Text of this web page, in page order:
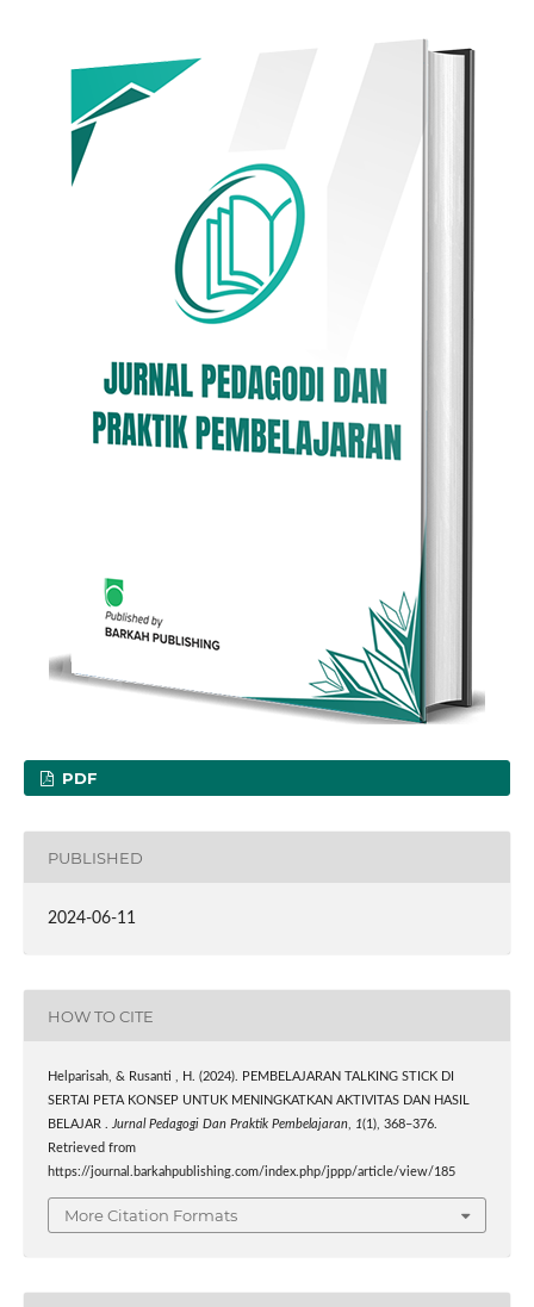
PDF
PUBLISHED
2024-06-11
HOW TO CITE
Helparisah, & Rusanti , H. (2024). PEMBELAJARAN TALKING STICK DI
SERTAI PETA KONSEP UNTUK MENINGKATKAN AKTIVITAS DAN HASIL
BELAJAR . Jurnal Pedagogi Dan Praktik Pembelajaran, 1(1), 368–376.
Retrieved from
https://journal.barkahpublishing.com/index.php/jppp/article/view/185
More Citation Formats